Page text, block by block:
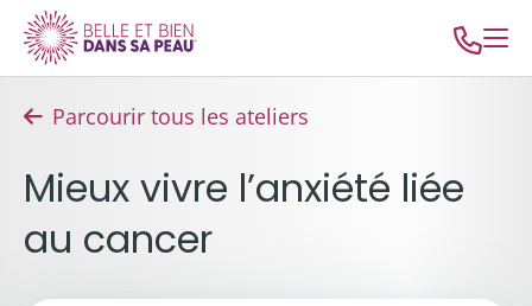
Parcourir tous les ateliers
Mieux vivre l’anxiété liée
au cancer